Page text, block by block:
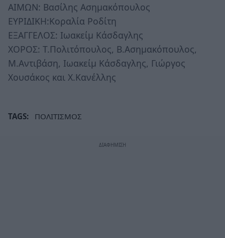
ΑΙΜΩΝ: Βασίλης Ασημακόπουλος
ΕΥΡΙΔΙΚΗ:Κοραλία Ροδίτη
ΕΞΑΓΓΕΛΟΣ: Ιωακείμ Κάσδαγλης
ΧΟΡΟΣ: Τ.Πολιτόπουλος, Β.Ασημακόπουλος,
Μ.Αντιβάση, Ιωακείμ Κάσδαγλης, Γιώργος
Χουσάκος και Χ.Κανέλλης
TAGS: ΠΟΛΙΤΙΣΜΟΣ